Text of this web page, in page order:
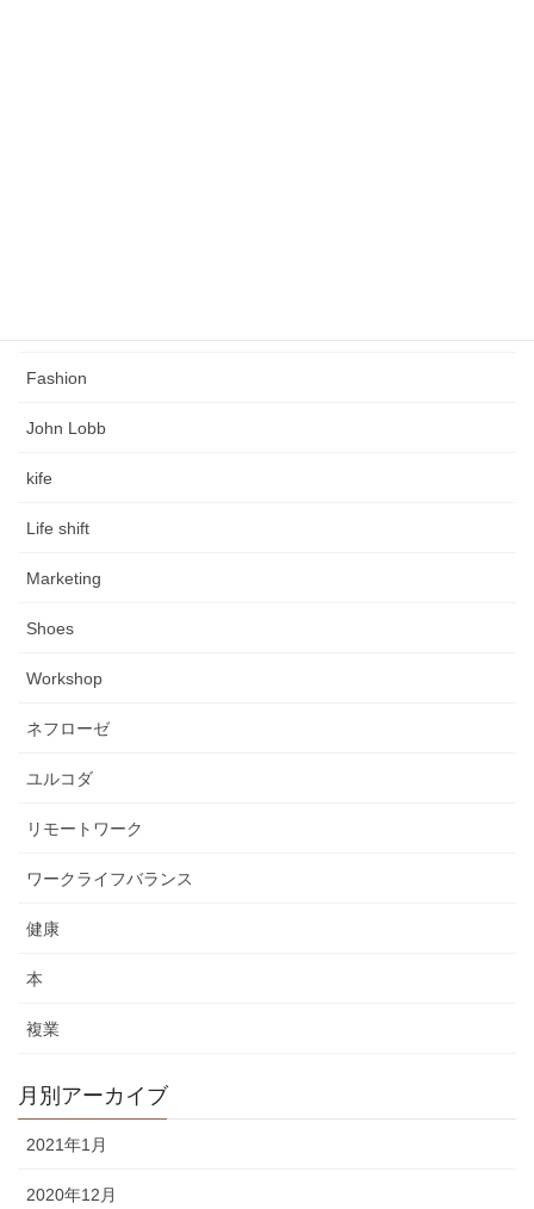
Fashion
John Lobb
kife
Life shift
Marketing
Shoes
Workshop
ネフローゼ
ユルコダ
リモートワーク
ワークライフバランス
健康
本
複業
月別アーカイブ
2021年1月
2020年12月